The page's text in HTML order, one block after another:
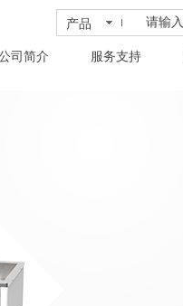
司简介 服务支持
产品